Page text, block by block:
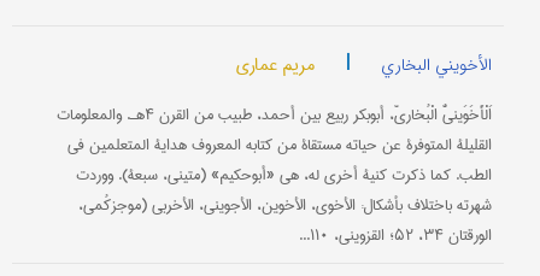
الأخویني البخاري | مریم عماری
اَلْأَخَوَینيُّ الْبُخاريّ، أبوبکر ربیع بین أحمد، طبیب من القرن ۴هـ. والمعلومات
القلیلة المتوفرة عن حیاته مستقاة من کتابه المعروف هدایة المتعلمین في
الطب. کما ذکرت کنیة أخری له، هي «أبوحکیم» (متیني، سبعة). ووردت
شهرته باختلاف بأشکال: الأخوي، الأخوین، الأجویني، الأخربي (موجزکُمي،
الورقتان ۳۴، ۵۲؛ القزویني، ۱۱۰...